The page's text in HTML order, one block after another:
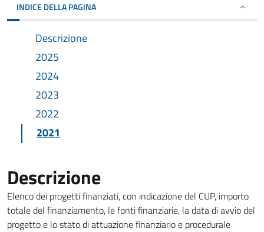
INDICE DELLA PAGINA
Descrizione
2025
2024
2023
2022
2021
Descrizione
Elenco dei progetti finanziati, con indicazione del CUP, importo
totale del finanziamento, le fonti finanziarie, la data di avvio del
progetto e lo stato di attuazione finanziario e procedurale